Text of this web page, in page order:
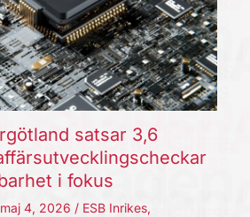
satsar 3,6
i fokus
maj 4, 2026 / ESB Inrikes,